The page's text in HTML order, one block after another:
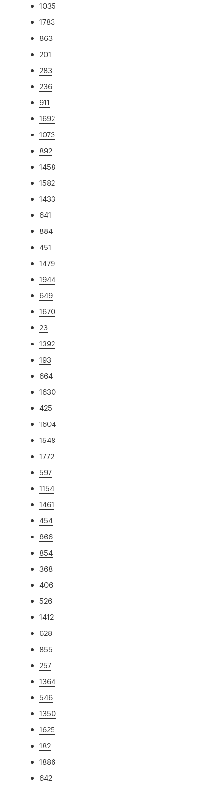
1035
1783
863
201
283
236
911
1692
1073
892
1458
1582
1433
641
884
451
1479
1944
649
1670
23
1392
193
664
1630
425
1604
1548
1772
597
1154
1461
454
866
854
368
406
526
1412
628
855
257
1364
546
1350
1625
182
1886
642